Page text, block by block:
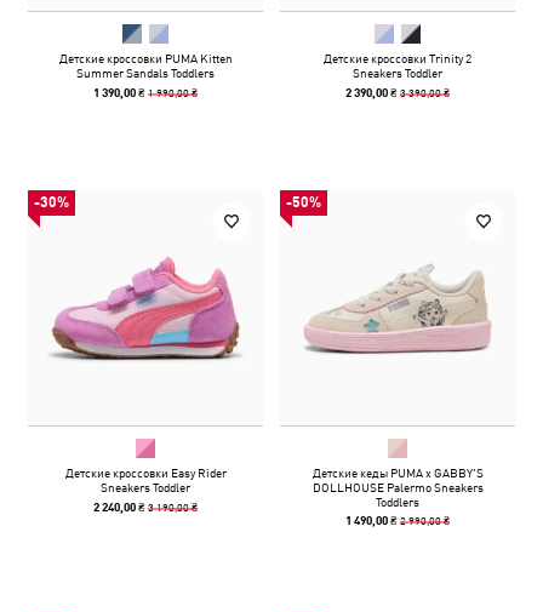
Детские кроссовки PUMA Kitten
Summer Sandals Toddlers
1 390,00 ₴1 990,00 ₴
Детские кроссовки Trinity 2
Sneakers Toddler
2 390,00 ₴3 390,00 ₴
-30%
Детские кроссовки Easy Rider
Sneakers Toddler
2 240,00 ₴3 190,00 ₴
-50%
Детские кеды PUMA x GABBY'S
DOLLHOUSE Palermo Sneakers
Toddlers
1 490,00 ₴2 990,00 ₴